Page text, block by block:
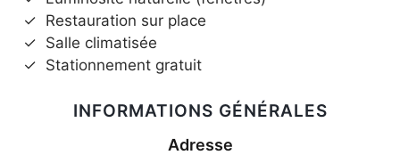
✓ Restauration sur place
✓ Salle climatisée
✓ Stationnement gratuit
INFORMATIONS GÉNÉRALES
Adresse